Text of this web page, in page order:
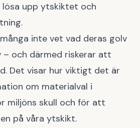
upp ytskiktet och
inte vet vad deras golv
och därmed riskerar att
Det visar hur viktigt det är
om materialval i
miljöns skull och för att
på våra ytskikt.